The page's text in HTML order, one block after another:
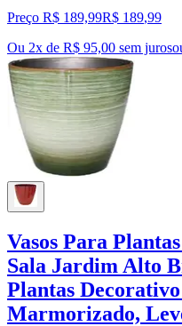
Preço R$ 189,99R$ 189,99
Ou 2x de R$ 95,00 sem juros
Vasos Para
Sala Jardim Alto
Plantas
Marmorizado,